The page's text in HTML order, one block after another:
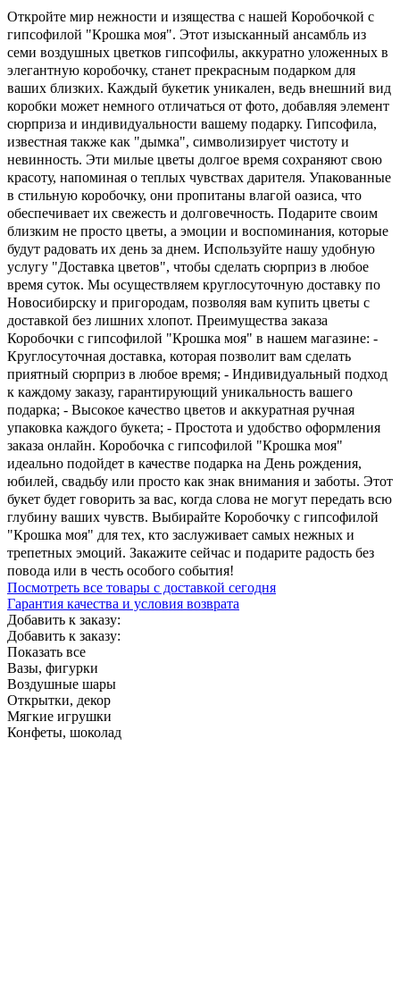
Откройте мир нежности и изящества с нашей Коробочкой с
гипсофилой "Крошка моя". Этот изысканный ансамбль из
семи воздушных цветков гипсофилы, аккуратно уложенных в
элегантную коробочку, станет прекрасным подарком для
ваших близких. Каждый букетик уникален, ведь внешний вид
коробки может немного отличаться от фото, добавляя элемент
сюрприза и индивидуальности вашему подарку. Гипсофила,
известная также как "дымка", символизирует чистоту и
невинность. Эти милые цветы долгое время сохраняют свою
красоту, напоминая о теплых чувствах дарителя. Упакованные
в стильную коробочку, они пропитаны влагой оазиса, что
обеспечивает их свежесть и долговечность. Подарите своим
близким не просто цветы, а эмоции и воспоминания, которые
будут радовать их день за днем. Используйте нашу удобную
услугу "Доставка цветов", чтобы сделать сюрприз в любое
время суток. Мы осуществляем круглосуточную доставку по
Новосибирску и пригородам, позволяя вам купить цветы с
доставкой без лишних хлопот. Преимущества заказа
Коробочки с гипсофилой "Крошка моя" в нашем магазине: -
Круглосуточная доставка, которая позволит вам сделать
приятный сюрприз в любое время; - Индивидуальный подход
к каждому заказу, гарантирующий уникальность вашего
подарка; - Высокое качество цветов и аккуратная ручная
упаковка каждого букета; - Простота и удобство оформления
заказа онлайн. Коробочка с гипсофилой "Крошка моя"
идеально подойдет в качестве подарка на День рождения,
юбилей, свадьбу или просто как знак внимания и заботы. Этот
букет будет говорить за вас, когда слова не могут передать всю
глубину ваших чувств. Выбирайте Коробочку с гипсофилой
"Крошка моя" для тех, кто заслуживает самых нежных и
трепетных эмоций. Закажите сейчас и подарите радость без
повода или в честь особого события!
Посмотреть все товары с доставкой сегодня
Гарантия качества и условия возврата
Добавить к заказу:
Добавить к заказу:
Показать все
Вазы, фигурки
Воздушные шары
Открытки, декор
Мягкие игрушки
Конфеты, шоколад